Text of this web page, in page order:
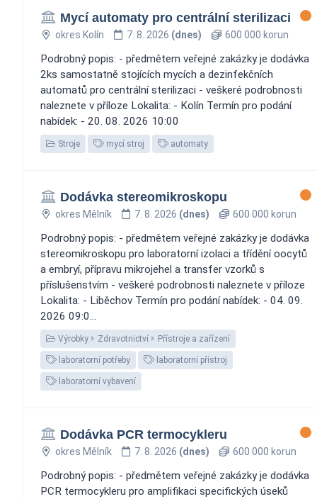
Mycí automaty pro centrální sterilizaci
okres Kolín 7. 8. 2026 (dnes) 600 000 korun
Podrobný popis: - předmětem veřejné zakázky je dodávka
2ks samostatně stojících mycích a dezinfekčních
automatů pro centrální sterilizaci - veškeré podrobnosti
naleznete v příloze Lokalita: - Kolín Termín pro podání
nabídek: - 20. 08. 2026 10:00
Stroje mycí stroj automaty
Dodávka stereomikroskopu
okres Mělník 7. 8. 2026 (dnes) 600 000 korun
Podrobný popis: - předmětem veřejné zakázky je dodávka
stereomikroskopu pro laboratorní izolaci a třídění oocytů
a embryí, přípravu mikrojehel a transfer vzorků s
příslušenstvím - veškeré podrobnosti naleznete v příloze
Lokalita: - Liběchov Termín pro podání nabídek: - 04. 09.
2026 09:0...
Výrobky Zdravotnictví Přístroje a zařízení
laboratorní potřeby laboratorní přístroj
laboratorní vybavení
Dodávka PCR termocykleru
okres Mělník 7. 8. 2026 (dnes) 600 000 korun
Podrobný popis: - předmětem veřejné zakázky je dodávka
PCR termocykleru pro amplifikaci specifických úseků